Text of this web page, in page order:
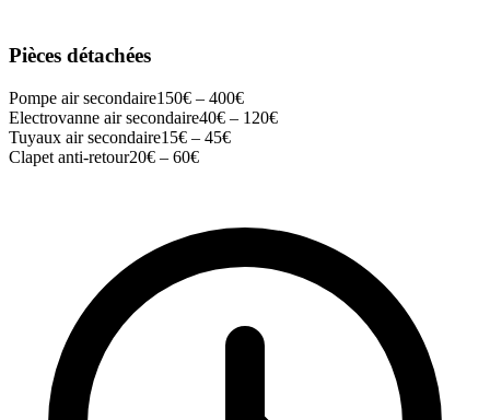
Pièces détachées
Pompe air secondaire150€ – 400€
Electrovanne air secondaire40€ – 120€
Tuyaux air secondaire15€ – 45€
Clapet anti-retour20€ – 60€